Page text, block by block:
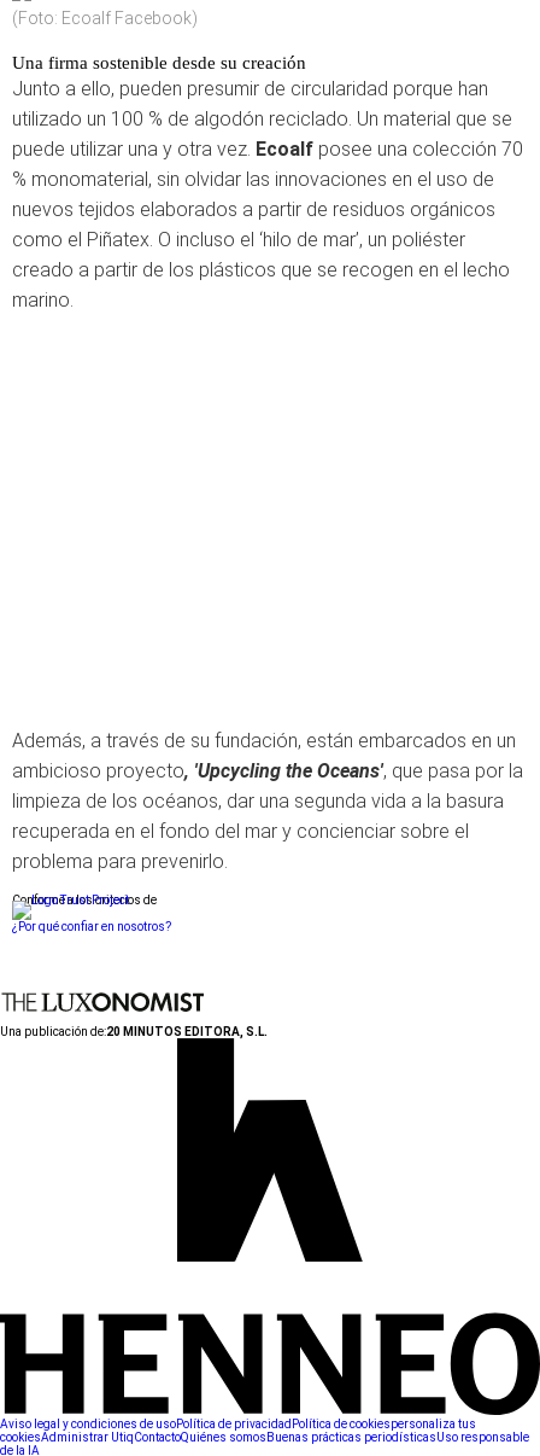
(Foto: Ecoalf Facebook)
Una firma sostenible desde su creación
Junto a ello, pueden presumir de circularidad porque han
utilizado un 100 % de algodón reciclado. Un material que se
puede utilizar una y otra vez. Ecoalf posee una colección 70
% monomaterial, sin olvidar las innovaciones en el uso de
nuevos tejidos elaborados a partir de residuos orgánicos
como el Piñatex. O incluso el ‘hilo de mar’, un poliéster
creado a partir de los plásticos que se recogen en el lecho
marino.
Además, a través de su fundación, están embarcados en un
ambicioso proyecto, 'Upcycling the Oceans', que pasa por la
limpieza de los océanos, dar una segunda vida a la basura
recuperada en el fondo del mar y concienciar sobre el
problema para prevenirlo.
Conforme a los criterios de
¿Por qué confiar en nosotros?
Una publicación de:20 MINUTOS EDITORA, S.L.
Aviso legal y condiciones de usoPolítica de privacidad Política de cookiespersonaliza tus
cookiesAdministrar UtiqContactoQuiénes somos Buenas prácticas periodísticasUso responsable
de la IA